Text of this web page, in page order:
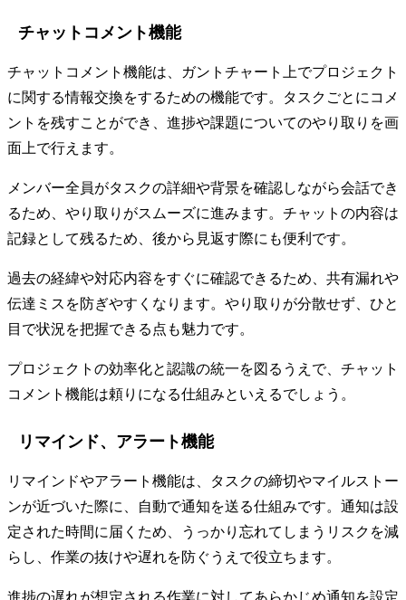
チャットコメント機能
チャットコメント機能は、ガントチャート上でプロジェクト
に関する情報交換をするための機能です。タスクごとにコメ
ントを残すことができ、進捗や課題についてのやり取りを画
面上で行えます。
メンバー全員がタスクの詳細や背景を確認しながら会話でき
るため、やり取りがスムーズに進みます。チャットの内容は
記録として残るため、後から見返す際にも便利です。
過去の経緯や対応内容をすぐに確認できるため、共有漏れや
伝達ミスを防ぎやすくなります。やり取りが分散せず、ひと
目で状況を把握できる点も魅力です。
プロジェクトの効率化と認識の統一を図るうえで、チャット
コメント機能は頼りになる仕組みといえるでしょう。
リマインド、アラート機能
リマインドやアラート機能は、タスクの締切やマイルストー
ンが近づいた際に、自動で通知を送る仕組みです。通知は設
定された時間に届くため、うっかり忘れてしまうリスクを減
らし、作業の抜けや遅れを防ぐうえで役立ちます。
進捗の遅れが想定される作業に対してあらかじめ通知を設定